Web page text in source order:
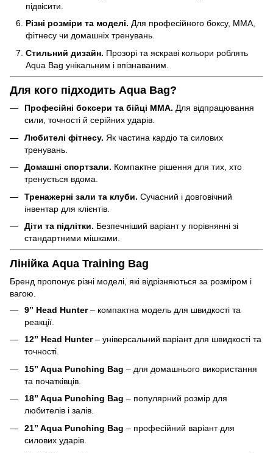
підвісити.
Різні розміри та моделі. Для професійного боксу, ММА,
фітнесу чи домашніх тренувань.
Стильний дизайн. Прозорі та яскраві кольори роблять
Aqua Bag унікальним і впізнаваним.
Для кого підходить Aqua Bag?
Професійні боксери та бійці ММА. Для відпрацювання
сили, точності й серійних ударів.
Любителі фітнесу. Як частина кардіо та силових
тренувань.
Домашні спортзали. Компактне рішення для тих, хто
тренується вдома.
Тренажерні зали та клуби. Сучасний і довговічний
інвентар для клієнтів.
Діти та підлітки. Безпечніший варіант у порівнянні зі
стандартними мішками.
Лінійка Aqua Training Bag
Бренд пропонує різні моделі, які відрізняються за розміром і
вагою.
9” Head Hunter– компактна модель для швидкості та
реакції.
12” Head Hunter– універсальний варіант для швидкості та
точності.
15” Aqua Punching Bag – для домашнього використання
та початківців.
18” Aqua Punching Bag – популярний розмір для
любителів і залів.
21” Aqua Punching Bag – професійний варіант для
силових ударів.